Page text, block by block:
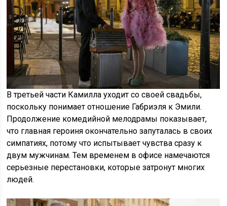
В третьей части Камилла уходит со своей свадьбы,
поскольку понимает отношение Габриэля к Эмили.
Продолжение комедийной мелодрамы показывает,
что главная героиня окончательно запуталась в своих
симпатиях, потому что испытывает чувства сразу к
двум мужчинам. Тем временем в офисе намечаются
серьезные перестановки, которые затронут многих
людей.